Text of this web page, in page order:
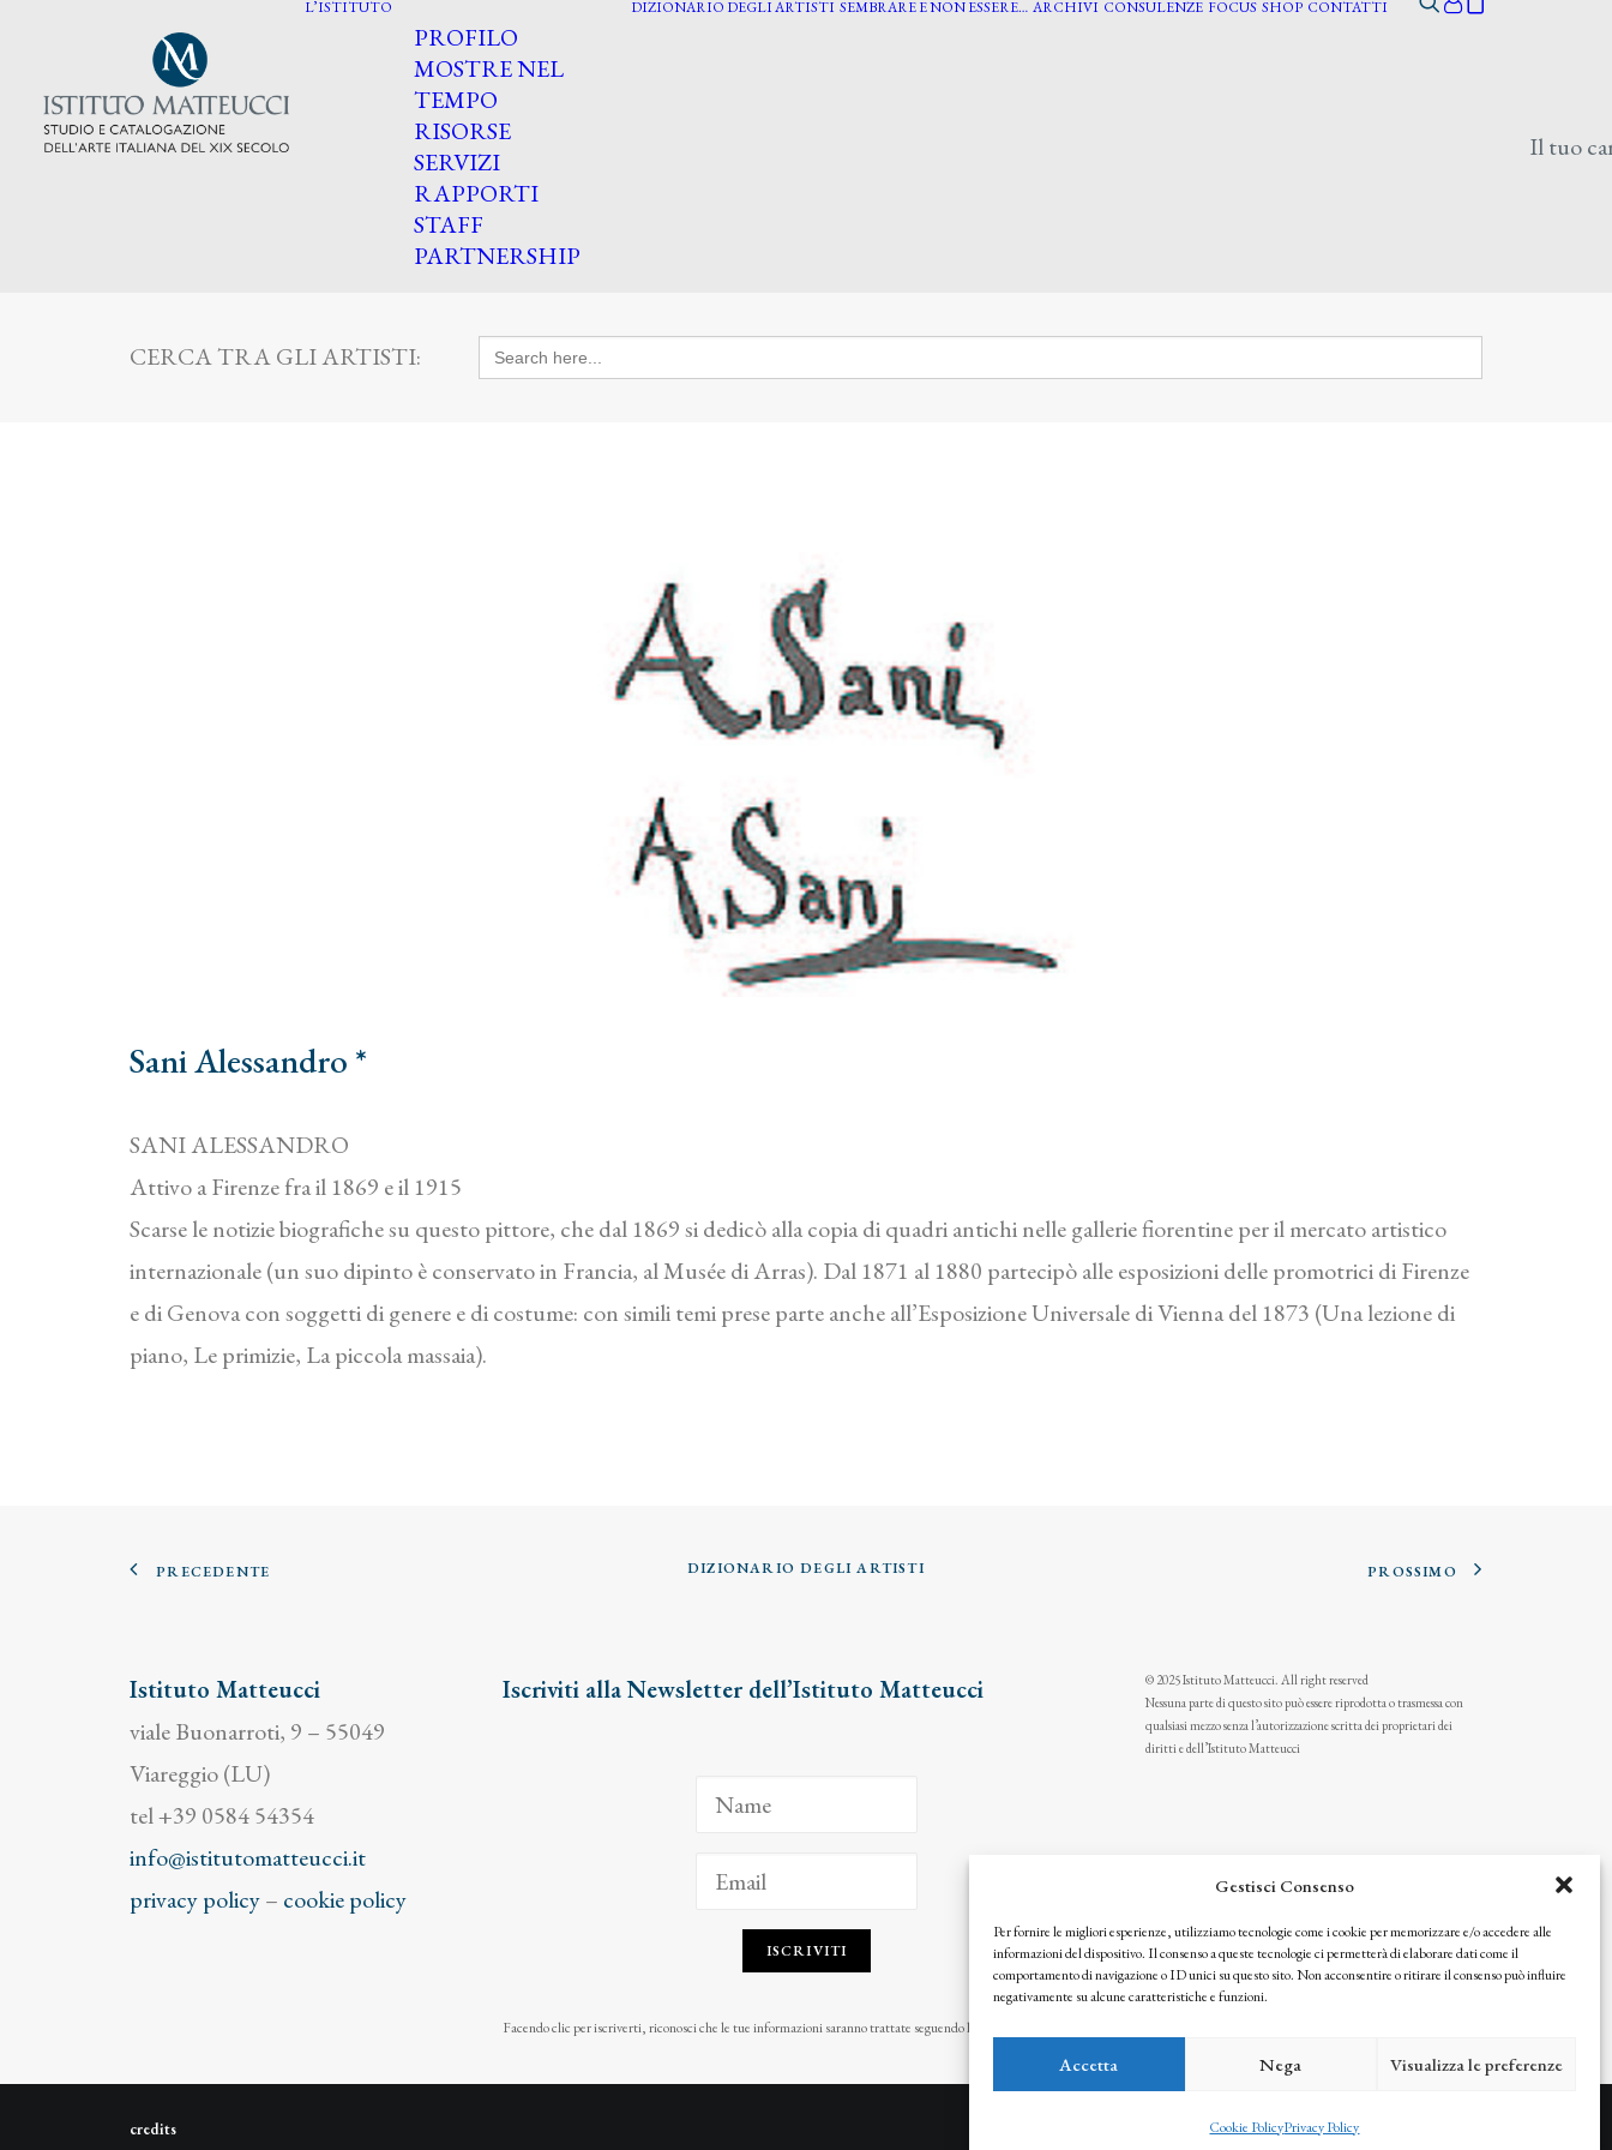
Gestisci Consenso
Per fornire le migliori esperienze, utilizziamo tecnologie come i cookie per memorizzare e/o accedere alle
informazioni del dispositivo. Il consenso a queste tecnologie ci permetterà di elaborare dati come il
comportamento di navigazione o ID unici su questo sito. Non acconsentire o ritirare il consenso può influire
negativamente su alcune caratteristiche e funzioni.
Accetta Nega Visualizza le preferenze
Cookie PolicyPrivacy Policy
L’ISTITUTO
PROFILO
MOSTRE NEL
TEMPO
RISORSE
SERVIZI
RAPPORTI
STAFF
PARTNERSHIP
DIZIONARIO DEGLI ARTISTI SEMBRARE E NON ESSERE… ARCHIVI CONSULENZE FOCUS SHOP CONTATTI
Il tuo
CERCA TRA GLI ARTISTI: Search
for:
Sani Alessandro *
SANI ALESSANDRO
Attivo a Firenze fra il 1869 e il 1915
Scarse le notizie biografiche su questo pittore, che dal 1869 si dedicò alla copia di quadri antichi nelle gallerie fiorentine per il mercato artistico
internazionale (un suo dipinto è conservato in Francia, al Musée di Arras). Dal 1871 al 1880 partecipò alle esposizioni delle promotrici di Firenze
e di Genova con soggetti di genere e di costume: con simili temi prese parte anche all’Esposizione Universale di Vienna del 1873 (Una lezione di
piano, Le primizie, La piccola massaia).
PRECEDENTE DIZIONARIO DEGLI ARTISTI PROSSIMO
Istituto Matteucci
viale Buonarroti, 9 – 55049
Viareggio (LU)
tel +39 0584 54354
info@istitutomatteucci.it
privacy policy– cookie policy
Iscriviti alla Newsletter dell’Istituto Matteucci
ISCRIVITI
Facendo clic per iscriverti, riconosci che le tue informazioni saranno trattate seguendo la nostra
© 2025 Istituto Matteucci. All right reserved
Nessuna parte di questo sito può essere riprodotta o trasmessa con
qualsiasi mezzo senza l’autorizzazione scritta dei proprietari dei
diritti e dell’Istituto Matteucci
credits